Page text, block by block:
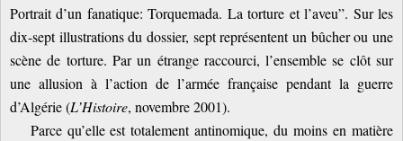
Portrait d’un fanatique: Torquemada. La torture et l’aveu”. Sur les
dix-sept illustrations du dossier, sept représentent un bûcher ou une
scène de torture. Par un étrange raccourci, l’ensemble se clôt sur
une allusion à l’action de l’armée française pendant la guerre
d’Algérie (L’Histoire, novembre 2001).
Parce qu’elle est totalement antinomique, du moins en matière